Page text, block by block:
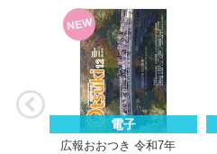
NEW
電子
広報おおつき 令和7年